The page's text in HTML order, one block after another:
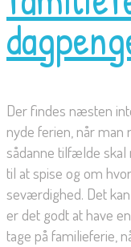
Der findes næsten
nyde ferien, når
sådanne tilfælde skal
til at spise og om
seværdighed. Det
er det godt at have
tage på familieferie,